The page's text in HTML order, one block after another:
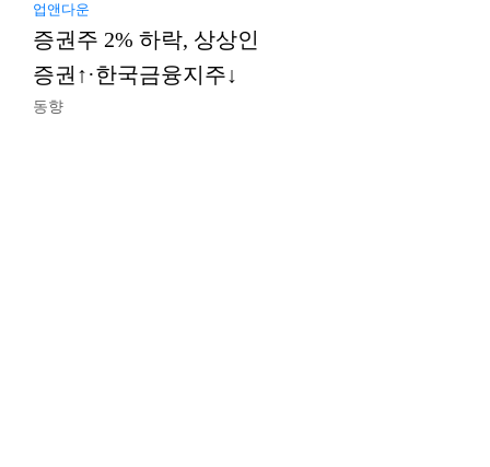
업앤다운
증권주 2% 하락, 상상인
증권↑·한국금융지주↓
동향